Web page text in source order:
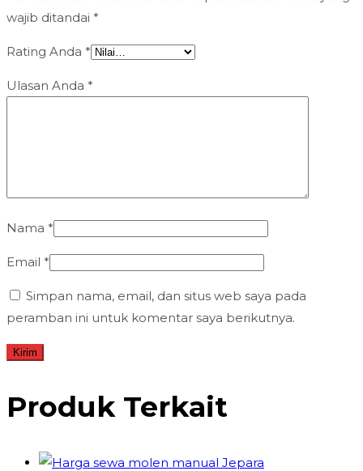
wajib ditandai *
Rating Anda *
Ulasan Anda *
Nama *
Email *
Simpan nama, email, dan situs web saya pada
peramban ini untuk komentar saya berikutnya.
Produk Terkait